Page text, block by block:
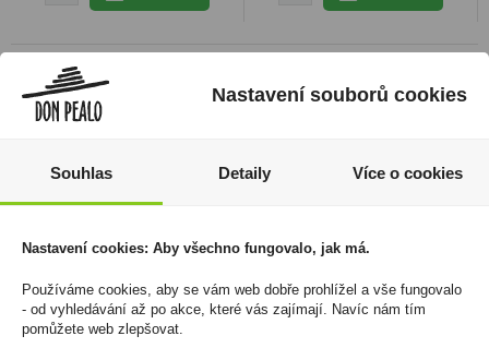
Doutníky Te Amo The
Original San Andrés
Liquid Oxva Ox Passion
Nastavení souborů cookies
Souhlas Detaily Více o cookies
Nastavení cookies: Aby všechno fungovalo, jak má.
Používáme cookies, aby se vám web dobře prohlížel a vše fungovalo
- od vyhledávání až po akce, které vás zajímají. Navíc nám tím
pomůžete web zlepšovat.